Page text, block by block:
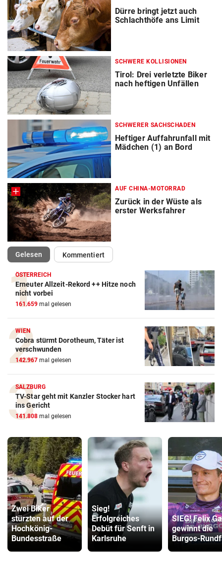
Dürre bringt jetzt auch
Schlachthöfe ans Limit
SCHWERE KOLLISIONEN
Tirol: Drei verletzte Biker
nach heftigen Unfällen
SCHWERER SACHSCHADEN
Heftiger Auffahrunfall mit
Mädchen (1) an Bord
AUF CHINA-MOTORRAD
Zurück in der Wüste als
erster Werksfahrer
Gelesen(ausgewählt)Kommentiert
ÖSTERREICH
Erneuter Allzeit-Rekord ++ Hitze noch
nicht vorbei
161.659 mal gelesen
WIEN
Cobra stürmt Dorotheum, Täter ist
verschwunden
142.967 mal gelesen
SALZBURG
TV-Star geht mit Kanzler Stocker hart
ins Gericht
141.808 mal gelesen
Zwei Biker
stürzten auf der
Hochkönig-
Bundesstraße
Sieg!
Erfolgreiches
Debüt für Senft in
Karlsruhe
SIEG! Felix
gewinnt die
Burgos-